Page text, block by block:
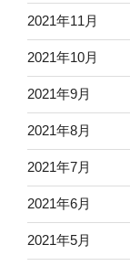
2021年11月
2021年10月
2021年9月
2021年8月
2021年7月
2021年6月
2021年5月